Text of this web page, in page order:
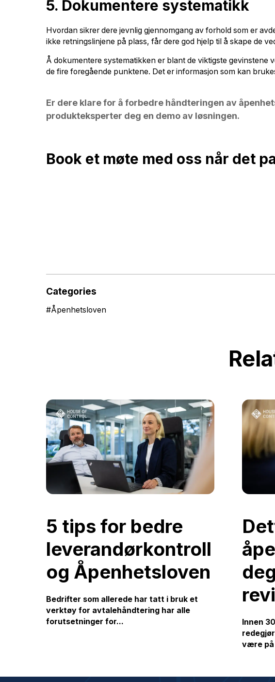
5. Dokumentere systematikk
Hvordan sikrer dere jevnlig gjennomgang av forhold som er
ikke retningslinjene på plass, får dere god hjelp til å skape de
Å dokumentere systematikken er blant de viktigste gevinstene
de fire foregående punktene. Det er informasjon som kan
Er dere klare for å forbedre håndteringen av
produkteksperter deg en demo av løsningen.
Book et møte med oss når det
Categories
#Åpenhetsloven
5 tips for bedre
leverandørkontroll
og Åpenhetsloven
Bedrifter som allerede har tatt i bruk et
verktøy for avtalehåndtering har alle
forutsetninger for...
Innen
være på